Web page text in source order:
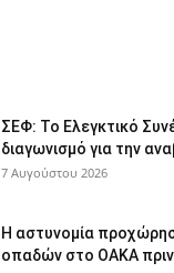
ΣΕΦ: Το Ελεγκτικό
διαγωνισμό για την
7 Αυγούστου 2026
Η αστυνομία
οπαδών στο ΟΑΚΑ